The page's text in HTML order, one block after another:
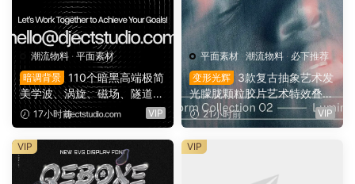
潮流物料 · 平面素材
暗调背景 110个暗黑高端极简
美学波、涡旋、磁场、隧道、
晕光学艺术图片背景素材 Flo
w Patterns Background Pac
k（16163）
17小时前 VIP
平面素材 · 潮流物料 · 必下推荐
变形光辉
3款复古抽象艺术发
光朦胧颗粒胶片艺术特效叠加
PSD特效样机组合 Orbyt Stu
dio – Transform Collection 0
2 – Luminous（16162）
21小时前 VIP
VIP VIP